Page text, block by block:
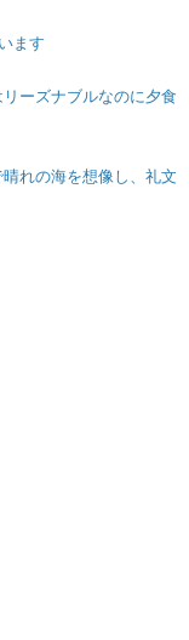
ます
ーズナブルなのに夕食
れの海を想像し、礼文